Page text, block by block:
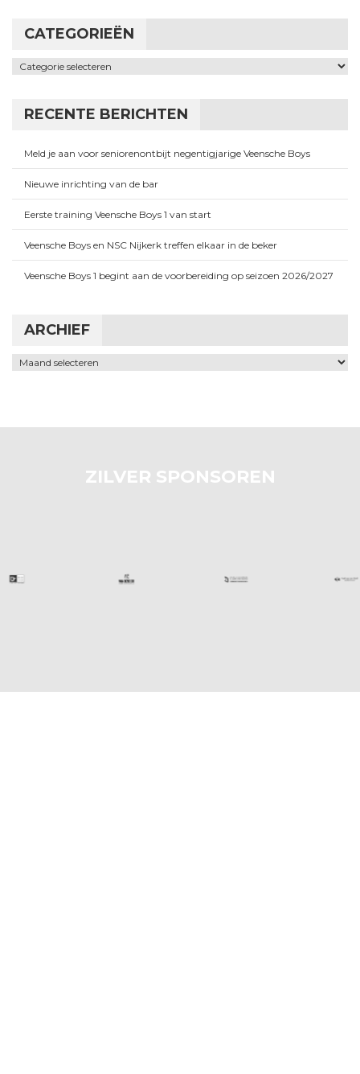
CATEGORIEËN
Categorieën
RECENTE BERICHTEN
Meld je aan voor seniorenontbijt negentigjarige Veensche Boys
Nieuwe inrichting van de bar
Eerste training Veensche Boys 1 van start
Veensche Boys en NSC Nijkerk treffen elkaar in de beker
Veensche Boys 1 begint aan de voorbereiding op seizoen 2026/2027
ARCHIEF
Archief
ZILVER SPONSOREN